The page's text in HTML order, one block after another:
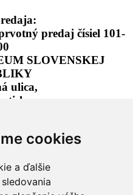
cookies
a ďalšie
predaj čísiel 101-
SLOVENSKEJ
ulica,
vlakových
čísel a miest.
čísla 101-1000